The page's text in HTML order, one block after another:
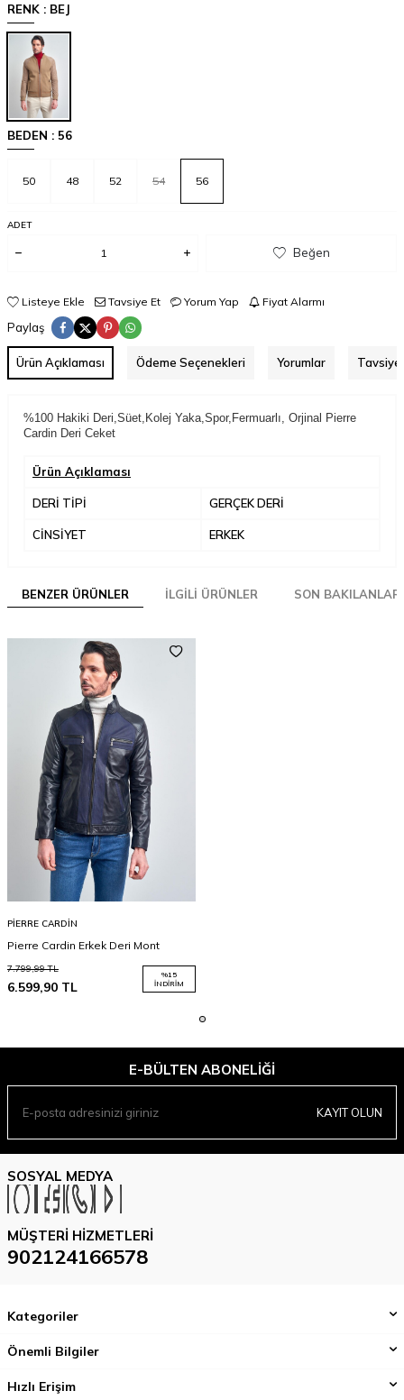
RENK : BEJ
BEDEN : 56
50 48 52 54 56
ADET
Beğen
Listeye Ekle Tavsiye Et Yorum Yap Fiyat Alarmı
Paylaş
Ürün Açıklaması Ödeme Seçenekleri Yorumlar Tavsiye
%100 Hakiki Deri,Süet,Kolej Yaka,Spor,Fermuarlı, Orjinal Pierre
Cardin Deri Ceket
Ürün Açıklaması
DERİ TİPİ GERÇEK DERİ
CİNSİYET ERKEK
BENZER ÜRÜNLER İLGILI ÜRÜNLER SON BAKILANLAR
PIERRE CARDIN
Pierre Cardin Erkek Deri Mont
7.799,99TL
6.599,90 TL
%15
İNDIRIM
E-BÜLTEN ABONELIĞI
KAYIT OLUN
SOSYAL MEDYA
MÜŞTERI HIZMETLERI
902124166578
Kategoriler
Önemli Bilgiler
Hızlı Erişim